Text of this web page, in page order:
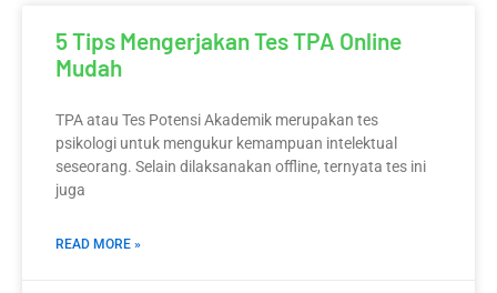
5 Tips Mengerjakan Tes TPA Online
Mudah
TPA atau Tes Potensi Akademik merupakan tes
psikologi untuk mengukur kemampuan intelektual
seseorang. Selain dilaksanakan offline, ternyata tes ini
juga
READ MORE »